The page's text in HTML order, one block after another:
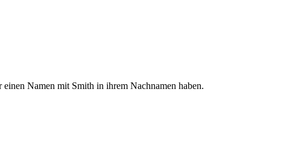
Namen mit Smith in ihrem Nachnamen haben.